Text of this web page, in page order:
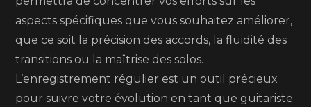
aspects spécifiques que vous souhaitez améliorer,
que ce soit la précision des accords, la fluidité des
transitions ou la maîtrise des solos.
L’enregistrement régulier est un outil précieux
pour suivre votre évolution en tant que guitariste